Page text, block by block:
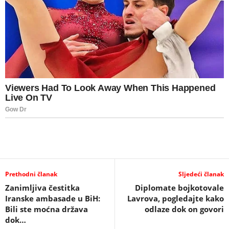
Prethodni članak
Zanimljiva čestitka
Iranske ambasade u BiH:
Bili ste moćna država
dok…
Sljedeći članak
Diplomate bojkotovale
Lavrova, pogledajte kako
odlaze dok on govori